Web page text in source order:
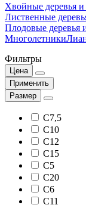
Хвойные деревья и
Лиственные
Плодовые деревья
Многолетники
Фильтры
Цена
Применить
Размер
С7,5
С10
С12
С15
С5
С20
С6
С11